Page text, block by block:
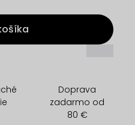
Doprava
zadarmo od
80 €